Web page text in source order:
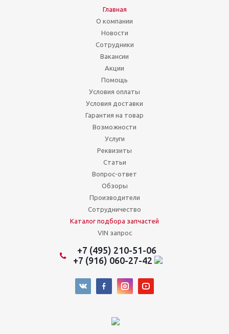
Главная
О компании
Новости
Сотрудники
Вакансии
Акции
Помощь
Условия оплаты
Условия доставки
Гарантия на товар
Возможности
Услуги
Реквизиты
Статьи
Вопрос-ответ
Обзоры
Производители
Сотрудничество
Каталог подбора запчастей
VIN запрос
+7 (495) 210-51-06
+7 (916) 060-27-42